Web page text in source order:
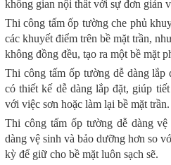
không gian nội thất với sự đơn giản
Thi công tấm ốp tường che phủ
các khuyết điểm trên bề mặt trần,
không đồng đều, tạo ra một bề mặt
Thi công tấm ốp tường dễ dàng lắp
có thiết kế dễ dàng lắp đặt, giúp
với việc sơn hoặc làm lại bề mặt trần.
Thi công tấm ốp tường dễ dàng
dàng vệ sinh và bảo dưỡng hơn so
kỳ để giữ cho bề mặt luôn sạch sẽ.